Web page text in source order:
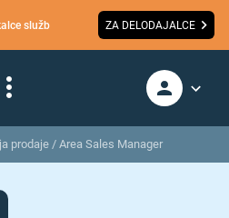
služb ZA DELODAJALCE
prodaje / Area Sales Manager